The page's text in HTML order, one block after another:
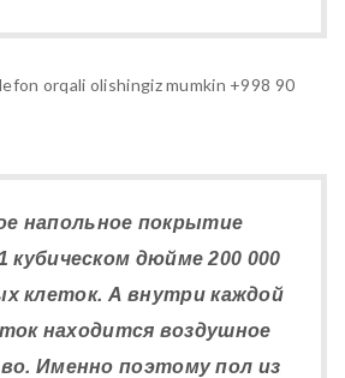
orqali olishingiz mumkin +998 90
напольное покрытие
кубическом дюйме 200 000
клеток. А внутри каждой
находится воздушное
Именно поэтому пол из